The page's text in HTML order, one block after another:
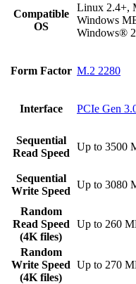
Compatible
OS
Linux 2.4+,
Windows
Windows®
Form Factor M.2 2280
Interface PCIe Gen
Sequential
Read Speed
Up to 3500
Sequential
Write Speed
Up to 3080
Random
Read Speed
(4K files)
Up to 260
Random
Write Speed
(4K files)
Up to 270